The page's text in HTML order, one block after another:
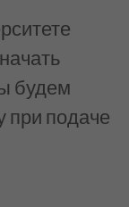
будем
при подаче